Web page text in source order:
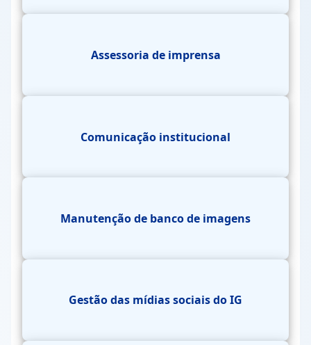
Assessoria de imprensa
Comunicação institucional
Manutenção de banco de imagens
Gestão das mídias sociais do IG